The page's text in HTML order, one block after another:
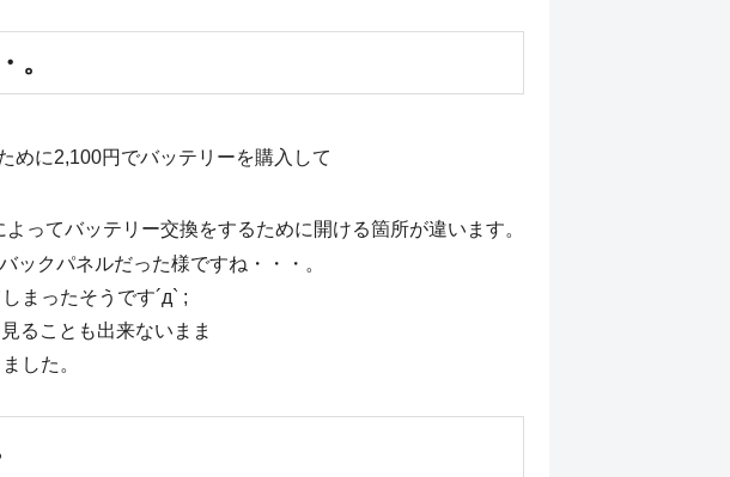
。
めに2,100円でバッテリーを購入して
ってバッテリー交換をするために開ける箇所が違います。
ックパネルだった様ですね・・・。
まったそうです´д` ;
ることも出来ないまま
した。